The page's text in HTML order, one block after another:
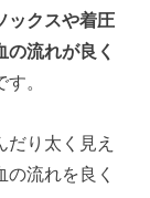
ックスや着圧
流れが良く
す。
り太く見え
流れを良く